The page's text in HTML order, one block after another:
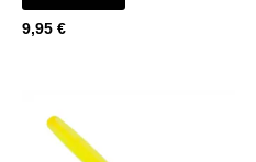
9,95 €